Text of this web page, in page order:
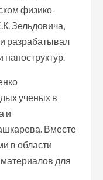
физико-
Зельдовича,
разрабатывал
ученых в
и
Вместе
в области
для